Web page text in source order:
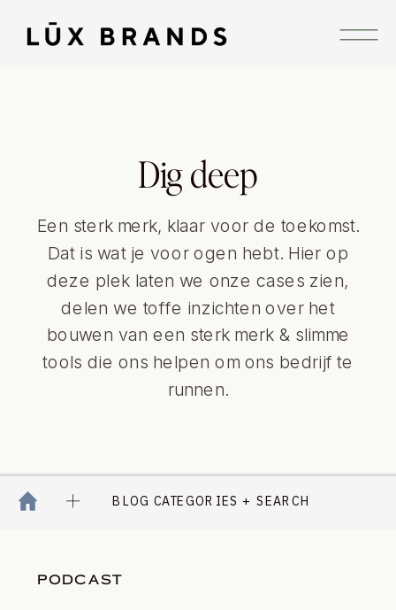
Een sterk merk, klaar voor de toekomst.
Dat is wat je voor ogen hebt. Hier op
deze plek laten we onze cases zien,
delen we toffe inzichten over het
bouwen van een sterk merk & slimme
tools die ons helpen om ons bedrijf te
runnen.
Dig deep
BLOG CATEGORIES + SEARCH
PODCAST